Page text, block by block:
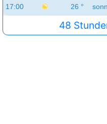
17:00 26 °
48